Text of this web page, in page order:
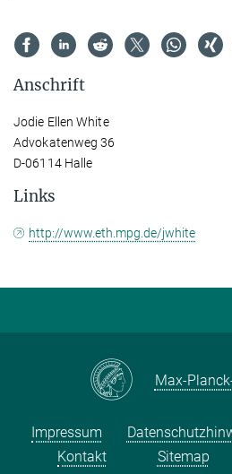
Anschrift
Jodie Ellen White
Advokatenweg 36
D-06114 Halle
Links
http://www.eth.mpg.de/jwhite
Max-
Impressum
Kontakt
Sitemap